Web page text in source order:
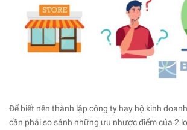
Để biết nên thành lập công ty hay hộ kinh
cần phải so sánh những ưu nhược điểm của 2